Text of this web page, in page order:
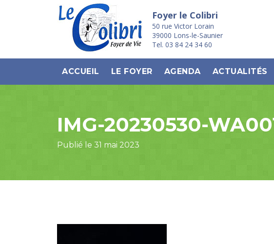
Foyer le Colibri
50 rue Victor Lorain
39000 Lons-le-Saunier
Tel. 03 84 24 34 60
ACCUEIL LE FOYER AGENDA ACTUALITÉS
IMG-20230530-
Publié le 31 mai 2023